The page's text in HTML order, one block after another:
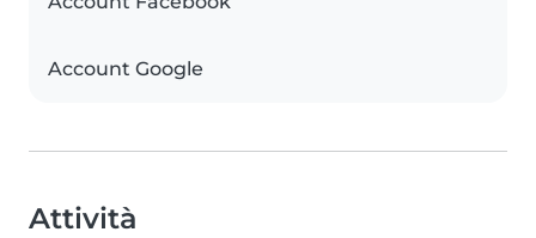
Account Google
Attività